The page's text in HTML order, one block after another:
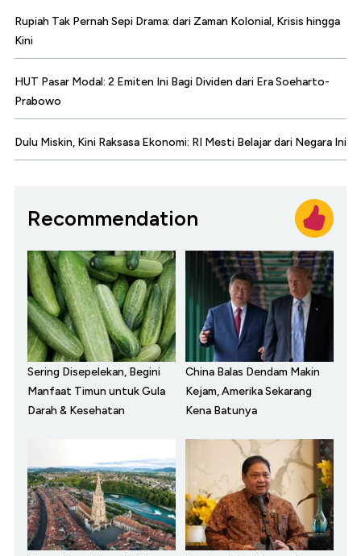
Rupiah Tak Pernah Sepi Drama: dari Zaman Kolonial, Krisis hingga
Kini
HUT Pasar Modal: 2 Emiten Ini Bagi Dividen dari Era Soeharto-
Prabowo
Dulu Miskin, Kini Raksasa Ekonomi: RI Mesti Belajar dari Negara Ini
Recommendation
Sering Disepelekan, Begini
Manfaat Timun untuk Gula
Darah & Kesehatan
China Balas Dendam Makin
Kejam, Amerika Sekarang
Kena Batunya